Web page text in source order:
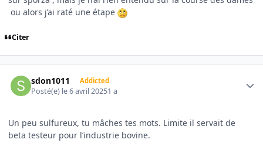
ou alors j’ai raté une étape
Citer
sdon1011 Addicted
Posté(e) le 6 avril 20251 a
Un peu sulfureux, tu mâches tes mots. Limite il servait de
beta testeur pour l’industrie bovine.